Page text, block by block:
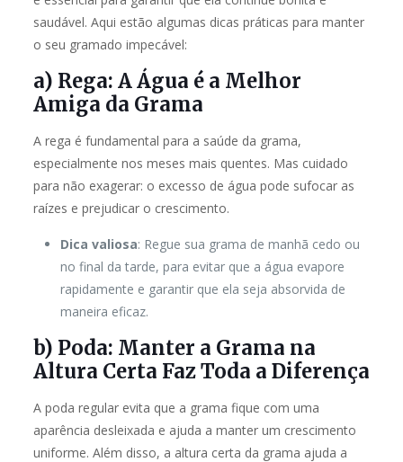
saudável. Aqui estão algumas dicas práticas para manter
o seu gramado impecável:
a) Rega: A Água é a Melhor
Amiga da Grama
A rega é fundamental para a saúde da grama,
especialmente nos meses mais quentes. Mas cuidado
para não exagerar: o excesso de água pode sufocar as
raízes e prejudicar o crescimento.
Dica valiosa: Regue sua grama de manhã cedo ou
no final da tarde, para evitar que a água evapore
rapidamente e garantir que ela seja absorvida de
maneira eficaz.
b) Poda: Manter a Grama na
Altura Certa Faz Toda a Diferença
A poda regular evita que a grama fique com uma
aparência desleixada e ajuda a manter um crescimento
uniforme. Além disso, a altura certa da grama ajuda a